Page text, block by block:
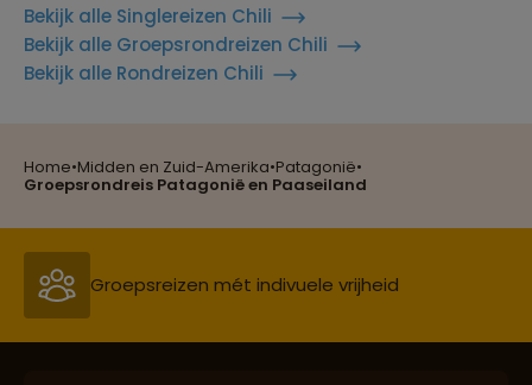
Home•Midden en Zuid-Amerika•Patagonië•
Groepsrondreis Patagonië en Paaseiland
Bekijk alle Singlereizen Chili
Bekijk alle Groepsrondreizen Chili
Bekijk alle Rondreizen Chili
Reizen met oog voor mens, cultuur en milieu
Groepsreizen mét indivuele vrijheid